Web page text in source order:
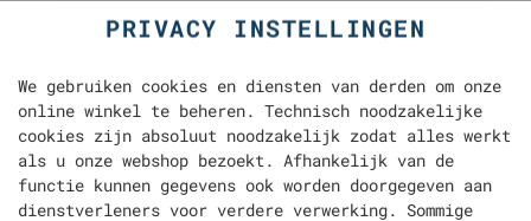
PRIVACY INSTELLINGEN
We gebruiken cookies en diensten van derden om onze
online winkel te beheren. Technisch noodzakelijke
cookies zijn absoluut noodzakelijk zodat alles werkt
als u onze webshop bezoekt. Afhankelijk van de
functie kunnen gegevens ook worden doorgegeven aan
dienstverleners voor verdere verwerking. Sommige